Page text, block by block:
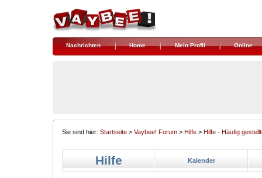
Nachrichten Home Mein Profil Online
Sie sind hier: Startseite > Vaybee! Forum > Hilfe > Hilfe - Häufig
Hilfe Kalender